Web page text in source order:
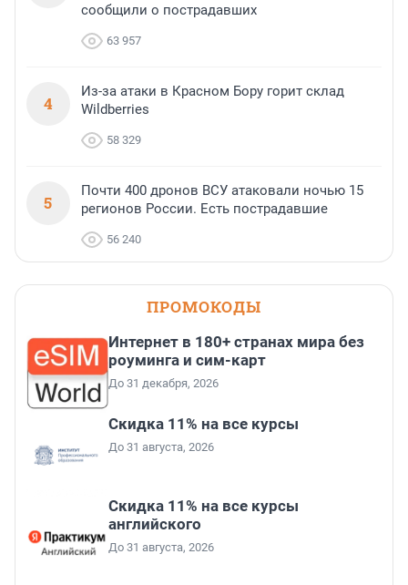
сообщили о пострадавших
63 957
4
Из-за атаки в Красном Бору горит склад
Wildberries
58 329
5
Почти 400 дронов ВСУ атаковали ночью 15
регионов России. Есть пострадавшие
56 240
ПРОМОКОДЫ
Интернет в 180+ странах мира без
роуминга и сим-карт
До 31 декабря, 2026
Скидка 11% на все курсы
До 31 августа, 2026
Скидка 11% на все курсы
английского
До 31 августа, 2026